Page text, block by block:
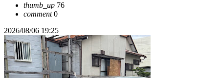
thumb_up 76
comment0
2026/08/06 19:25